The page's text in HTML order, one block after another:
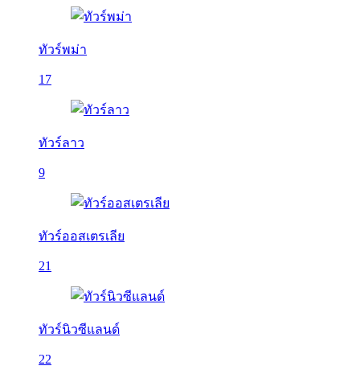
ทัวร์พม่า
17
ทัวร์ลาว
9
ทัวร์ออสเตรเลีย
21
ทัวร์นิวซีแลนด์
22